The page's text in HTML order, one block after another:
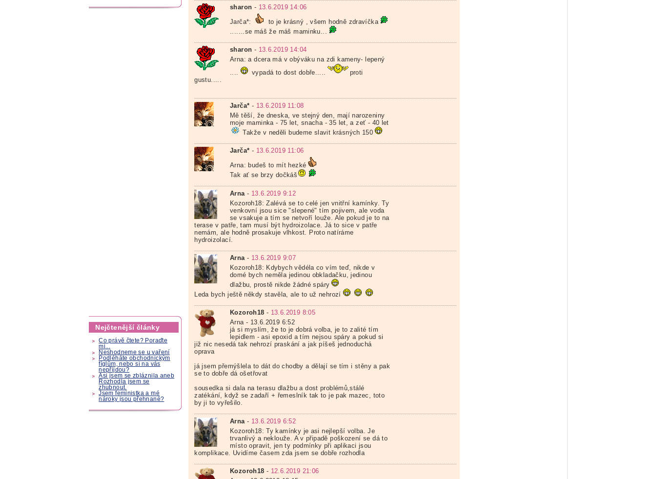
Nejčtenější články
Co právě čtete? Poraďte
mi...
Neshodneme se u vaření
Podléháte obchodnickým
fíglům, nebo si na vás
nepřijdou?
Asi jsem se zbláznila aneb
Rozhodla jsem se
zhubnout.
Jsem feministka a mé
nároky jsou přehnané?
sharon - 13.6.2019 14:06
Jarča*:
to je krásný , všem hodně zdravíčka
.......se máš že máš maminku...
sharon - 13.6.2019 14:04
Arna: a dcera má v obýváku na zdi kameny- lepený
....
vypadá to dost dobře.....
proti
gustu.....
Jarča* - 13.6.2019 11:08
Mě těší, že dneska, ve stejný den, mají narozeniny
moje maminka - 75 let, snacha - 35 let, a zeť - 40 let
Takže v neděli budeme slavit krásných 150
Jarča* - 13.6.2019 11:06
Arna: budeš to mít hezké
Tak ať se brzy dočkáš
Arna - 13.6.2019 9:12
Kozoroh18: Zalévá se to celé jen vnitřní kamínky. Ty
venkovní jsou sice "slepené" tím pojivem, ale voda
se vsakuje a tím se netvoří louže. Ale pokud je to na
terase v patře, tam musí být hydroizolace. Já to sice v patře
nemám, ale hodně prosakuje vlhkost. Proto natíráme
hydroizolací.
Arna - 13.6.2019 9:07
Kozoroh18: Kdybych vědéla co vím teď, nikde v
domé bych neměla jedinou obkladačku, jedinou
dlažbu, prostě nikde žádné spáry
Leda bych ještě někdy stavěla, ale to už nehrozí
Kozoroh18 - 13.6.2019 8:05
Arna - 13.6.2019 6:52
já si myslím, že to je dobrá volba, je to zalité tím
lepidlem - asi epoxid a tím nejsou spáry a pokud si
již nic nesedá tak nehrozí praskání a jak píšeš jednoduchá
oprava
já jsem přemýšlela to dát do chodby a dělají se tím i stěny a pak
se to dobře dá ošetřovat
sousedka si dala na terasu dlažbu a dost problémů,stálé
zatékání, když se zadaří + řemeslník tak to je pak mazec, toto
by ji to vyřešilo.
Arna - 13.6.2019 6:52
Kozoroh18: Ty kamínky je asi nejlepší volba. Je
trvanlivý a neklouže. A v připadě poškození se dá to
místo opravit, jen ty podmínky při aplikaci jsou
komplikace. Uvidíme časem zda jsem se dobře rozhodla
Kozoroh18 - 12.6.2019 21:06